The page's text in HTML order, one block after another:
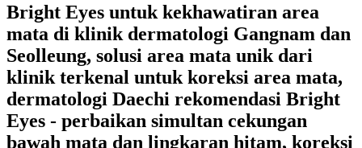
Bright Eyes untuk kekhawatiran area
mata di klinik dermatologi Gangnam dan
Seolleung, solusi area mata unik dari
klinik terkenal untuk koreksi area mata,
dermatologi Daechi rekomendasi Bright
Eyes - perbaikan simultan cekungan
bawah mata dan lingkaran hitam, koreksi